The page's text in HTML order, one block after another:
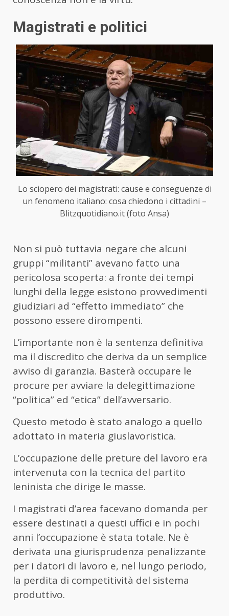
Magistrati e politici
Lo sciopero dei magistrati: cause e conseguenze di
un fenomeno italiano: cosa chiedono i cittadini –
Blitzquotidiano.it (foto Ansa)
Non si può tuttavia negare che alcuni
gruppi “militanti” avevano fatto una
pericolosa scoperta: a fronte dei tempi
lunghi della legge esistono provvedimenti
giudiziari ad “effetto immediato” che
possono essere dirompenti.
L’importante non è la sentenza definitiva
ma il discredito che deriva da un semplice
avviso di garanzia. Basterà occupare le
procure per avviare la delegittimazione
“politica” ed “etica” dell’avversario.
Questo metodo è stato analogo a quello
adottato in materia giuslavoristica.
L’occupazione delle preture del lavoro era
intervenuta con la tecnica del partito
leninista che dirige le masse.
I magistrati d’area facevano domanda per
essere destinati a questi uffici e in pochi
anni l’occupazione è stata totale. Ne è
derivata una giurisprudenza penalizzante
per i datori di lavoro e, nel lungo periodo,
la perdita di competitività del sistema
produttivo.